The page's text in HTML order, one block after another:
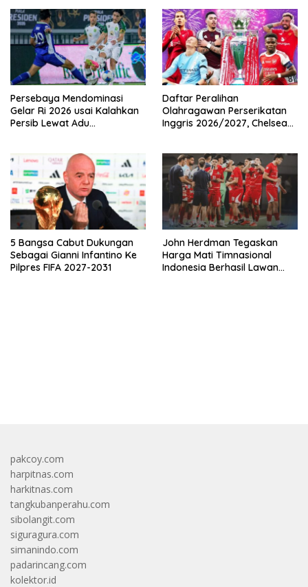
Persebaya Mendominasi
Gelar Ri 2026 usai Kalahkan
Persib Lewat Adu
Daftar Peralihan
Olahragawan Perserikatan
Inggris 2026/2027, Chelsea
5 Bangsa Cabut Dukungan
Sebagai Gianni Infantino Ke
Pilpres FIFA 2027-2031
John Herdman Tegaskan
Harga Mati Timnasional
Indonesia Berhasil Lawan
pakcoy.com
harpitnas.com
harkitnas.com
tangkubanperahu.com
sibolangit.com
siguragura.com
simanindo.com
padarincang.com
kolektor.id